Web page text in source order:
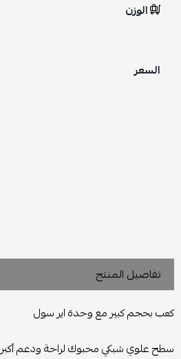
الوزن
السعر
تفاصيل المنتج
كعب بحجم كبير مع وحدة اير سول
سطح علوي شبكي محبوك لراحة ودعم أكبر